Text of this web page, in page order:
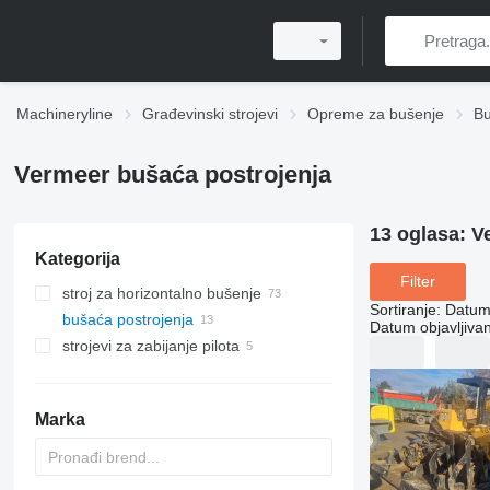
Machineryline Građevinski strojevi Opreme za bušenje
Vermeer bušaća postrojenja
Kategorija
stroj za horizontalno bušenje
bušaća postrojenja
strojevi za zabijanje pilota
Marka
13 oglasa:
Filter
Sortiranje:
Datum